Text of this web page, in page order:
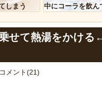
ション Siege Survivors
技www当たり屋やお煽り運
敵「
【悲
しまう
中にコーラを飲ん
せて熱湯をかけ
コメント(21)